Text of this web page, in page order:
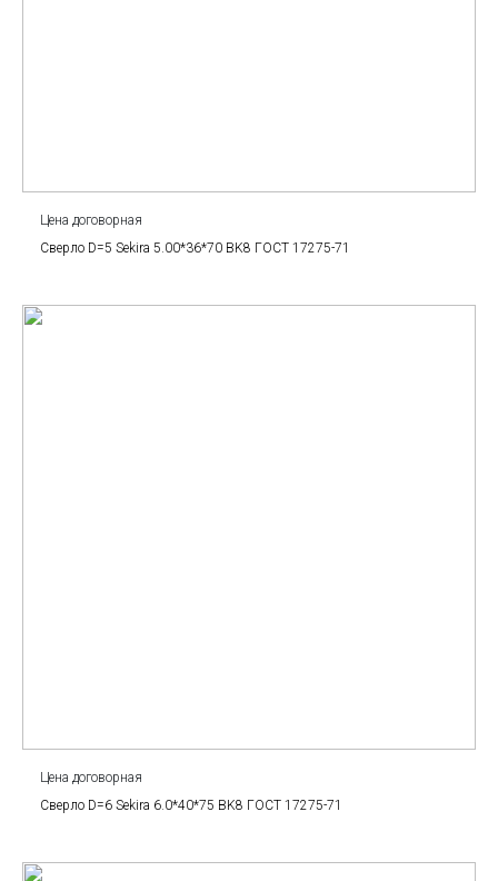
Цена договорная
Сверло D=5 Sekira 5.00*36*70 BK8 ГОСТ 17275-71
Цена договорная
Сверло D=6 Sekira 6.0*40*75 BK8 ГОСТ 17275-71